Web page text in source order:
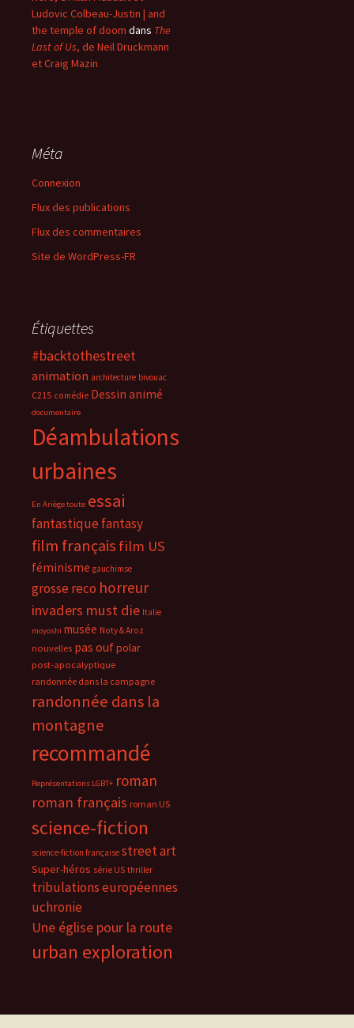
Ludovic Colbeau-Justin | and
the temple of doom dans The
Last of Us, de Neil Druckmann
et Craig Mazin
Méta
Connexion
Flux des publications
Flux des commentaires
Site de WordPress-FR
Étiquettes
#backtothestreet
animation architecture bivouac
C215 comédie Dessin animé
documentaire
Déambulations
urbaines
En Ariège toute essai
fantastiquefantasy
film français film US
féminisme gauchimse
grosse reco horreur
invaders must die Italie
moyoshi musée Noty & Aroz
nouvelles pas oufpolar
post-apocalyptique
randonnée dans la campagne
randonnée dans la
montagne
recommandé
Représentations LGBT+ roman
roman français roman US
science-fiction
science-fiction française street art
Super-héros série US thriller
tribulations européennes
uchronie
Une église pour la route
urban exploration